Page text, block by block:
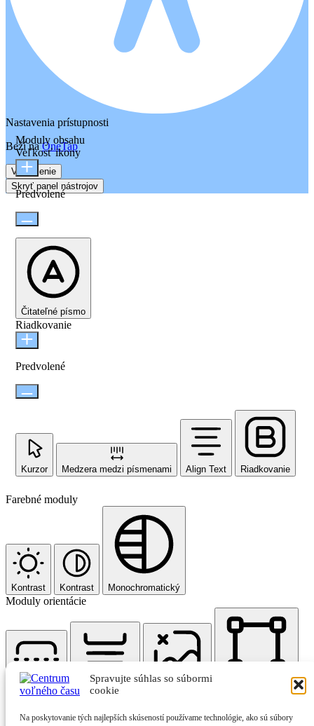
Spravujte súhlas so súbormi
cookie
Na poskytovanie tých najlepších skúseností používame technológie, ako sú súbory
Nastavenia prístupnosti
Beží naOneTap
Vyhlásenie
Skryť panel nástrojov
Moduly obsahu
Veľkosť ikony
Predvolené
Čitateľné písmo
Riadkovanie
Predvolené
Kurzor Medzera medzi písmenami Align Text Riadkovanie
Farebné moduly
Kontrast Kontrast Monochromatický
Moduly orientácie
Čítacia linka Čítacia maska Zvýrazniť nadpisy